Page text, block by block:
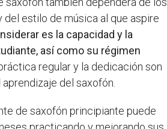
estilo de música al que aspire
es la capacidad y la
así como su régimen
regular y la dedicación son
del saxofón.
de saxofón principiante puede